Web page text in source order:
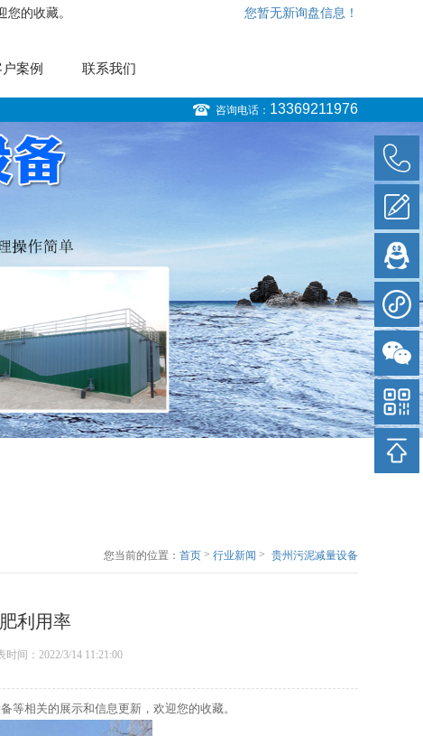
的收藏。 您暂无新询盘信息！
案例 联系我们
咨询电话： 13369211976
您当前的位置： 首页 > 行业新闻 > 贵州污泥减量设备
利用率
时间：2022/3/14 11:21:00
等相关的展示和信息更新，欢迎您的收藏。